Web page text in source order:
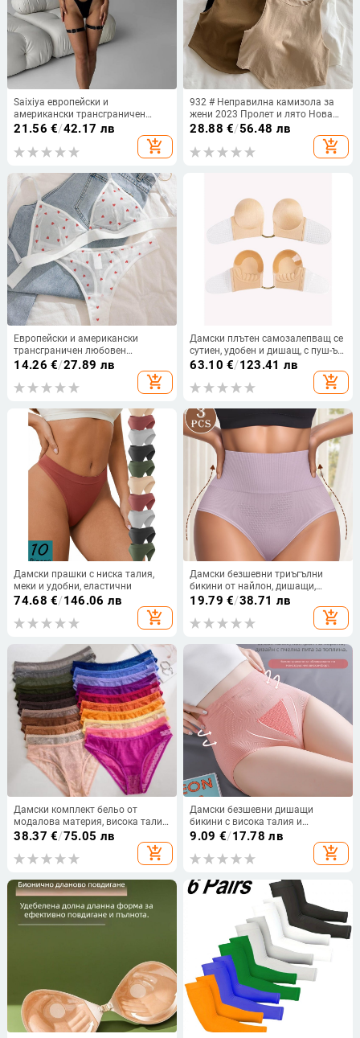
Saixiya европейски и
американски трансграничен
Aliexpress горещо продаван секси
изкушение комплект бельо
21.56 €/42.17 лв
add_shopping_cart
932 # Неправилна камизола за
жени 2023 Пролет и лято Нова
къса блуза без ръкави в чист
цвят, секси риза с долна част
Trbottomy
28.88 €/56.48 лв
add_shopping_cart
Европейски и американски
трансграничен любовен
щампован мрежест комплект
бельо с триъгълна чаша, секси
прозрачно бельо
14.26 €/27.89 лв
add_shopping_cart
Дамски плътен самозалепващ се
сутиен, удобен и дишащ, с пуш-ъп
ефект
63.10 €/123.41 лв
add_shopping_cart
Дамски прашки с ниска талия,
меки и удобни, еластични
74.68 €/146.06 лв
add_shopping_cart
Дамски безшевни триъгълни
бикини от найлон, дишащи,
средна талия, за всички сезони
19.79 €/38.71 лв
add_shopping_cart
Дамски комплект бельо от
модалова материя, висока талия,
графенова подплата (<30%), за
38.37 €/75.05 лв
add_shopping_cart
Дамски безшевни дишащи
бикини с висока талия и
повдигане на корема, тип
„пчелна пита“ и графен, дамско
бельо
9.09 €/17.78 лв
add_shopping_cart